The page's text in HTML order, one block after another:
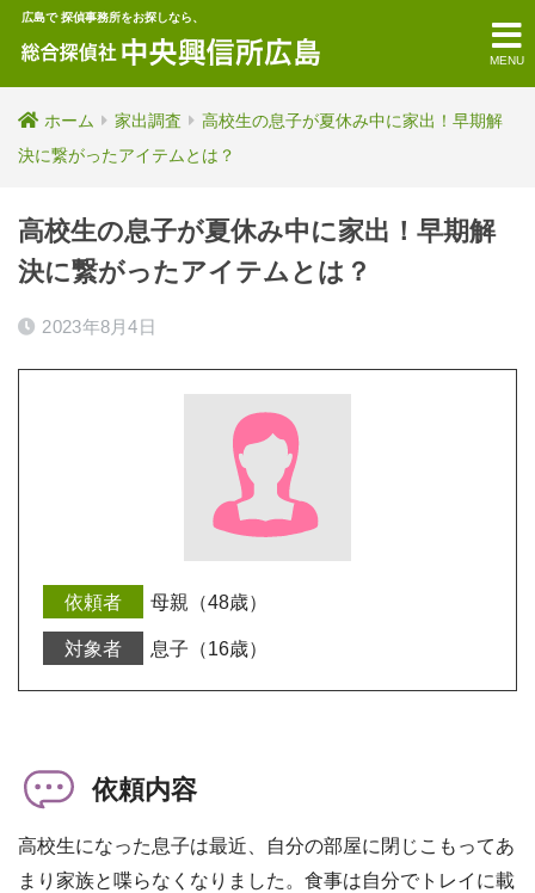
MENU
広島で 探偵事務所をお探しなら、
ホーム 家出調査
高校生の息子が夏休み中に家出！早期解
決に繋がったアイテムとは？
高校生の息子が夏休み中に家出！早期解
決に繋がったアイテムとは？
2023年8月4日
母親（48歳）
息子（16歳）
依頼内容
高校生になった息子は最近、自分の部屋に閉じこもってあ
まり家族と喋らなくなりました。食事は自分でトレイに載